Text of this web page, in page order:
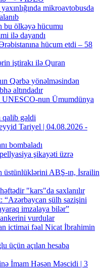
mikroavtobusda
bu ölkəyə hücumu
ilə dayandı
hücum etdi – 58
iştirakı ilə Quran
Qərbə yönəlməsindən
altındadır
UNESCO-nun Ümumdünya
gəldi
Tariyel | 04.08.2026 -
bombaladı
şikayəti üzrə
üstünlüklərini ABŞ-ın, İsrailin
"kars"da saxlanılır
sülh sazişini
imzalaya bilər”
vurdular
ictimai fəal Nicat İbrahimin
üçün açılan hesaba
İmam Həsən Məscidi | 3